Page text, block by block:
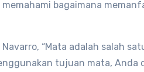
bagaimana
“Mata adalah salah
tujuan mata, Anda